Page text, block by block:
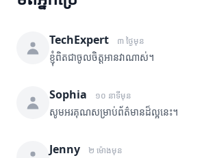
TechExpert ៣ ថ្ងៃមុន
ខ្ញុំពិតជាចូលចិត្តអានវាណាស់។
Sophia ១០ នាទីមុន
សូមអរគុណសម្រាប់ព័ត៌មានដ៏ល្អនេះ។
Jenny ២ ម៉ោងមុន